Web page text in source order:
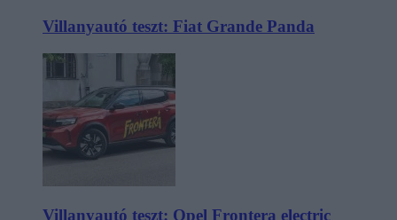
Villanyautó teszt: Fiat Grande Panda
Villanyautó teszt: Opel Frontera electric